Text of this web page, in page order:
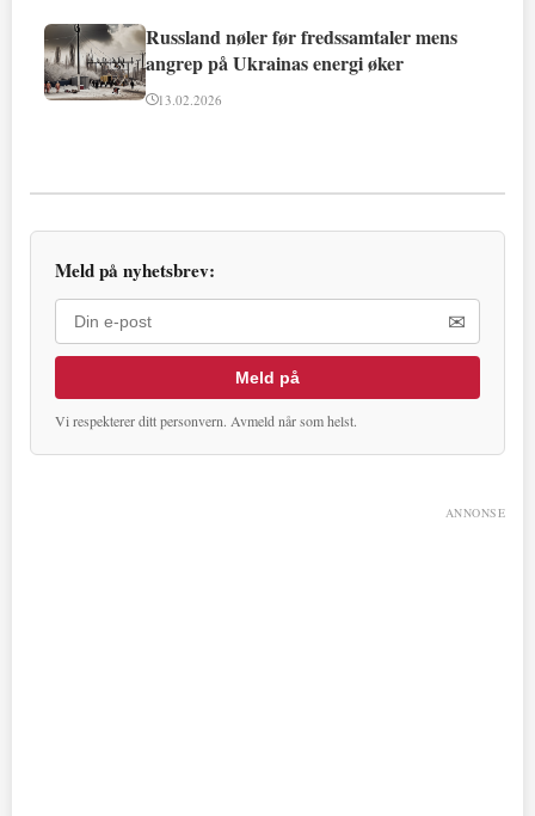
Russland nøler før fredssamtaler mens
angrep på Ukrainas energi øker
13.02.2026
Meld på nyhetsbrev:
✉
Meld på
Vi respekterer ditt personvern. Avmeld når som helst.
ANNONSE